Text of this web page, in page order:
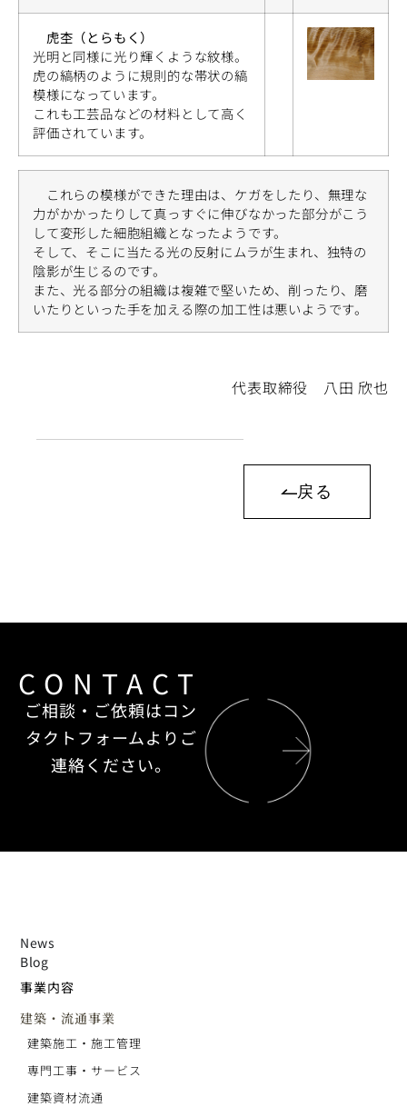
虎杢（とらもく）
光明と同様に光り輝くような紋様。
虎の縞柄のように規則的な帯状の縞
模様になっています。
これも工芸品などの材料として高く
評価されています。
これらの模様ができた理由は、ケガをしたり、無理な
力がかかったりして真っすぐに伸びなかった部分がこう
して変形した細胞組織となったようです。
そして、そこに当たる光の反射にムラが生まれ、独特の
陰影が生じるのです。
また、光る部分の組織は複雑で堅いため、削ったり、磨
いたりといった手を加える際の加工性は悪いようです。
代表取締役 八田 欣也
戻る
CONTACT
ご相談・ご依頼はコン
タクトフォームよりご
連絡ください。
News
Blog
事業内容
建築・流通事業
建築施工・施工管理
専門工事・サービス
建築資材流通